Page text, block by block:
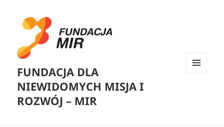
FUNDACJA DLA
NIEWIDOMYCH MISJA I
ROZWÓJ – MIR